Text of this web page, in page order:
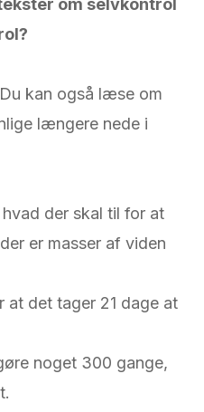
om selvkontrol
kan også læse om
længere nede i
der skal til for at
er masser af viden
at det tager 21 dage at
noget 300 gange,